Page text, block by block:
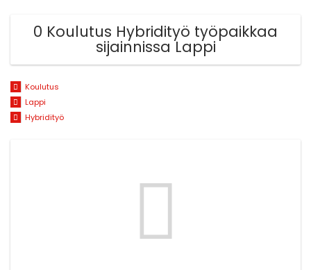
0 Koulutus Hybridityö työpaikkaa
sijainnissa Lappi
Koulutus
Lappi
Hybridityö